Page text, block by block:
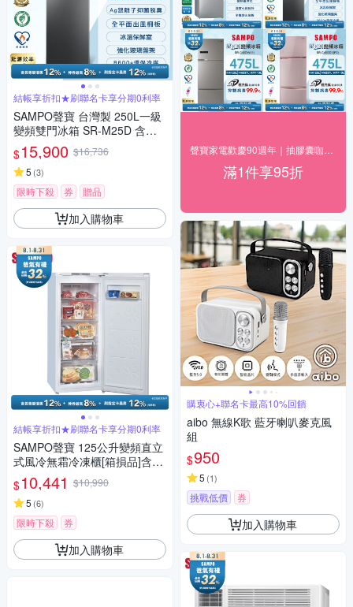
結帳享折扣★刷聯名卡享分期0利率
SAMPO聲寶 台灣製 250L一級
變頻雙門冰箱 SR-M25D 含基
本安裝+舊機回收
$15,900 $16,736
5 (3)
限時下殺 券 贈品
加入購物車
結帳享折扣★刷聯名卡享分期0利率
SAMPO聲寶 125公升變頻直立
式風冷無霜冷凍櫃[箱損品]含基
本安裝+舊機回收
$10,441 $10,990
5 (6)
限時下殺 券
加入購物車
滿1件享95折
購衷心+聯名卡最高10%回饋
aibo 無線K歌 藍牙喇叭麥克風
組
$950
5 (1)
挑戰低價 券
加入購物車